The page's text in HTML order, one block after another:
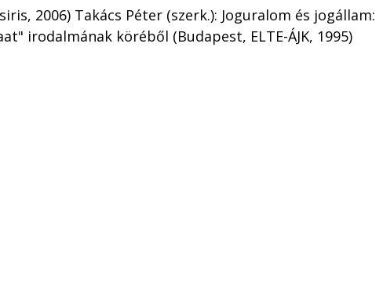
2006) Takács Péter (szerk.): Joguralom és jogállam:
irodalmának köréből (Budapest, ELTE-ÁJK, 1995)